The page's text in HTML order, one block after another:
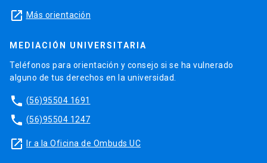
launch Más orientación
MEDIACIÓN UNIVERSITARIA
Teléfonos para orientación y consejo si se ha vulnerado
alguno de tus derechos en la universidad.
phone (56)95504 1691
phone (56)95504 1247
launch Ir a la Oficina de Ombuds UC